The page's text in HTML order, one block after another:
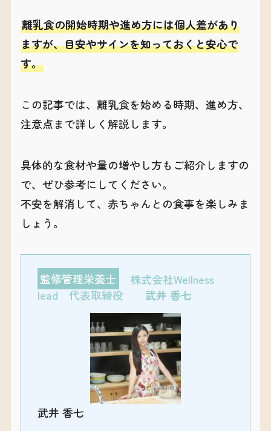
離乳食の開始時期や進め方には個人差があり
ますが、目安やサインを知っておくと安心で
す。
この記事では、離乳食を始める時期、進め方、
注意点まで詳しく解説します。
具体的な食材や量の増やし方もご紹介しますの
で、ぜひ参考にしてください。
不安を解消して、赤ちゃんとの食事を楽しみま
しょう。
監修管理栄養士
株式会社Wellness
lead 代表取締役 武井 香七
武井 香七